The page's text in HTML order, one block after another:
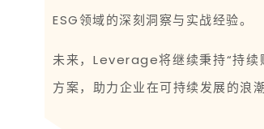
ESG领域的深刻洞察与实战经验。
未来，Leverage将继续秉持“持续
方案，助力企业在可持续发展的浪